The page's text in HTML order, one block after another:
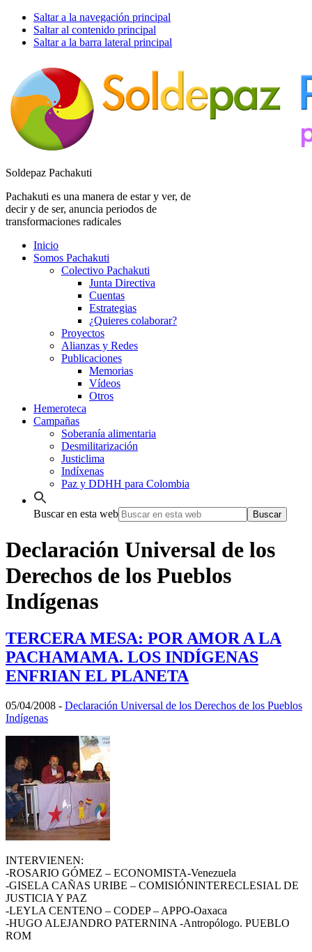
Saltar a la navegación principal
Saltar al contenido principal
Saltar a la barra lateral principal
Soldepaz Pachakuti
Pachakuti es una manera de estar y ver, de
decir y de ser, anuncia periodos de
transformaciones radicales
Inicio
Somos Pachakuti
Colectivo Pachakuti
Junta Directiva
Cuentas
Estrategias
¿Quieres colaborar?
Proyectos
Alianzas y Redes
Publicaciones
Memorias
Vídeos
Otros
Hemeroteca
Campañas
Soberanía alimentaria
Desmilitarización
Justiclima
Indíxenas
Paz y DDHH para Colombia
Buscar en esta web
Declaración Universal de los
Derechos de los Pueblos
Indígenas
TERCERA MESA: POR AMOR A LA
PACHAMAMA. LOS INDÍGENAS
ENFRIAN EL PLANETA
05/04/2008 - Declaración Universal de los Derechos de los Pueblos
Indígenas
INTERVIENEN:
-ROSARIO GÓMEZ – ECONOMISTA-Venezuela
-GISELA CAÑAS URIBE – COMISIÓNINTERECLESIAL DE
JUSTICIA Y PAZ
-LEYLA CENTENO – CODEP – APPO-Oaxaca
-HUGO ALEJANDRO PATERNINA -Antropólogo. PUEBLO
ROM